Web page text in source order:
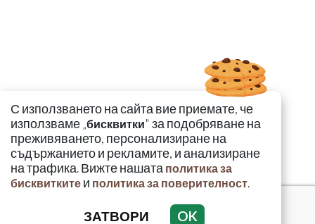
С използването на сайта вие приемате, че
използваме „бисквитки" за подобряване на
преживяването, персонализиране на
съдържанието и рекламите, и анализиране
на трафика. Вижте нашата политика за
бисквитките и политика за поверителност.
ЗАТВОРИ OK